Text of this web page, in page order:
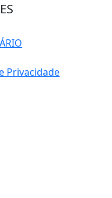
Privacidade